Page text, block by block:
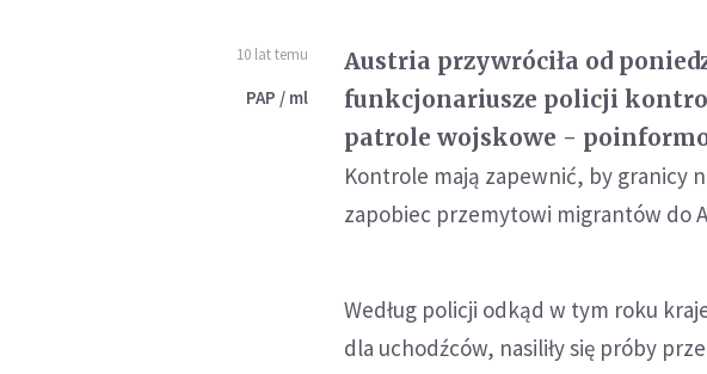
10 lat temu
PAP / ml
Austria przywróciła od
funkcjonariusze policji
patrole wojskowe -
Kontrole mają zapewnić, by granicy
zapobiec przemytowi migrantów do
Według policji odkąd w tym roku
dla uchodźców, nasiliły się próby